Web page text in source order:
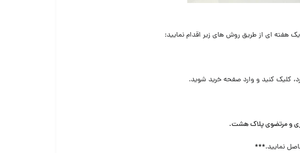
کلیک کنید و وارد صفحه خرید شوید.
و مرتضوی پلاک هشت.
نمایید.***